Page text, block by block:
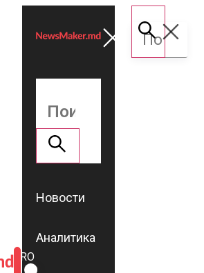
ROMÂNĂ
RU
Новости
Аналитика